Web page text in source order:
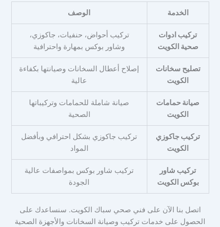
الخدمة الوصف
تركيب ادوات
صحية الكويت
تركيب أحواض، حنفيات، جاكوزي،
وشاور بوكس بمهارة واحترافية
تصليح سخانات
الكويت
إصلاح أعطال السخانات وصيانتها بكفاءة
عالية
صيانة حمامات
الكويت
صيانة شاملة للحمامات وتركيباتها
الصحية
تركيب جاكوزي
الكويت
تركيب جاكوزي بشكل احترافي وبأفضل
المواد
تركيب شاور
بوكس الكويت
تركيب شاور بوكس بمواصفات عالية
الجودة
اتصل بنا الآن على فني صحي سباك الكويت. سنساعدك على
الحصول على خدمات تركيب وصيانة السخانات والأجهزة الصحية